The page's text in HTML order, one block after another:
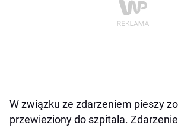
W związku ze zdarzeniem pieszy
przewieziony do szpitala.